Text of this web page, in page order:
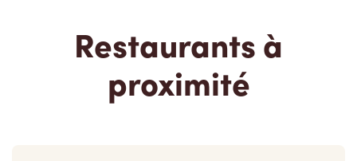
Restaurants à
proximité